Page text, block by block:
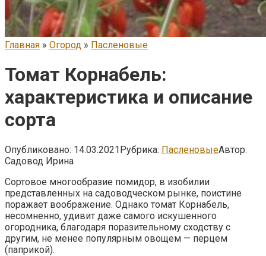
Главная » Огород » Пасленовые
Томат Корнабель:
характеристика и описание
сорта
Опубликовано: 14.03.2021Рубрика: ПасленовыеАвтор:
Садовод Ирина
Сортовое многообразие помидор, в изобилии
представленных на садоводческом рынке, поистине
поражает воображение. Однако томат Корнабель,
несомненно, удивит даже самого искушенного
огородника, благодаря поразительному сходству с
другим, не менее популярным овощем — перцем
(паприкой).